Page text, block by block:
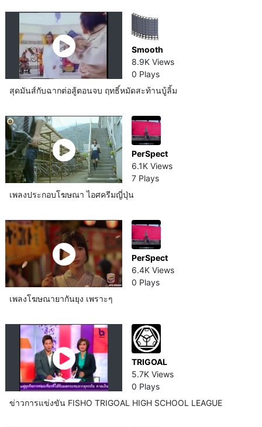
Smooth
8.9K Views
0 Plays
สุดมันส์กับฉากต่อสู้ตอนจบ ฤทธิ์หมัดสะท้านบู้ลิ้ม
PerSpect
6.1K Views
7 Plays
เพลงประกอบโฆษณา ไอศครีมญี่ปุ่น
PerSpect
6.4K Views
0 Plays
เพลงโฆษณายากันยุง เพราะๆ
TRIGOAL
5.7K Views
0 Plays
ข่าวการแข่งขัน FISHO TRIGOAL HIGH SCHOOL LEAGUE